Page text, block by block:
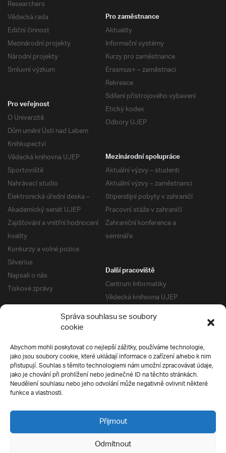
Správa souhlasu se soubory
cookie
Abychom mohli poskytovat co nejlepší zážitky, používáme technologie,
jako jsou soubory cookie, které ukládají informace o zařízení a/nebo k nim
přistupují. Souhlas s těmito technologiemi nám umožní zpracovávat údaje,
jako je chování při prohlížení nebo jedinečné ID na těchto stránkách.
Neudělení souhlasu nebo jeho odvolání může negativně ovlivnit některé
funkce a vlastnosti.
Přijmout
Odmítnout
Researchers
Vědecká rada
Ediční činnost
Mezinárodní projekty
Národní projekty
Smluvní výzkum
Pro zaměstnance
Aktuality
Informační systémy
Kurzy pro zaměstnance
Erasmus+ – zaměstnaci
Rekreace
Sdílení přístrojového vybavení
Etický kodex
Odbory UJEP
Pro veřejnost
O Univerzitě
Dům umění Ústí nad Labem
Knihkupectví
Vědecká knihovna UJEP
Sportoviště
Nahrávací studio
Elektronická úřední deska –
Akademický senát UJEP
Zajišťování a vnitřní hodnocení
kvality
Konkurzy a volné pozice
Silverius
Napsali o nás
Tiskové zprávy
Mezinárodní spolupráce
Aktuální výzvy – studenti
Aktuální výzvy – zaměstnanci
Stipendijní pobyty v zahraničí
Pracovní stáže v zahraničí
Zahraniční konference a
semináře
Další pracoviště
Centrum Informatiky
Vědecká knihovna UJEP
Správa kolejí a menz
Univerzitní centrum podpory
Silverius
Pro uchazeče
Přijímací řízení
E-prihlaska
Přípravné kurzy
Ochrana soukromí